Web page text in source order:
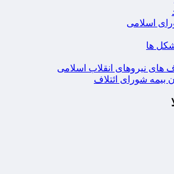
اسلامی
ها
های نیروهای انقلاب اسلامی
بیمه شورای ائتلاف